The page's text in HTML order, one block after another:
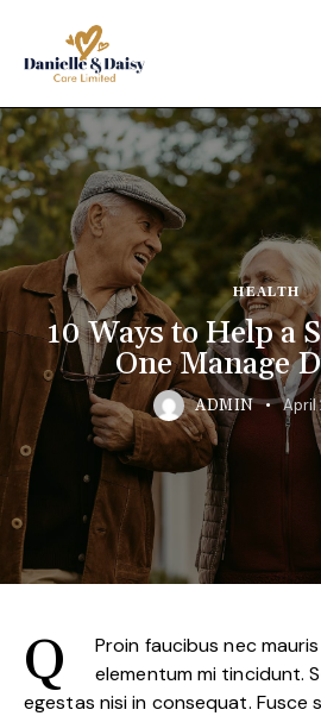
HEALTH
10 Ways to Help a
One Manage
ADMIN April
Q
Proin faucibus nec
elementum mi tincidunt.
egestas nisi in consequat. Fusce